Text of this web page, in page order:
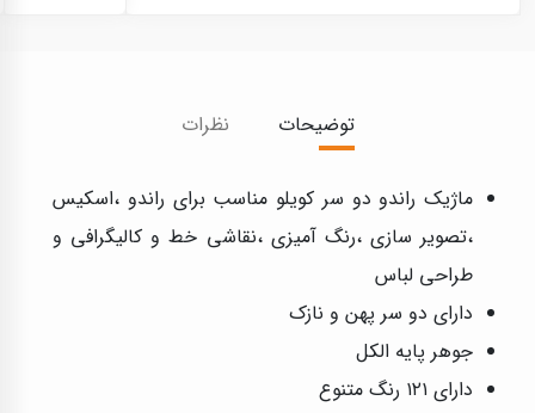
توضیحات نظرات
ماژیک راندو دو سر کویلو مناسب برای راندو ،اسکیس
،تصویر سازی ،رنگ آمیزی ،نقاشی خط و کالیگرافی و
طراحی لباس
دارای دو سر پهن و نازک
جوهر پایه الکل
دارای ۱۲۱ رنگ متنوع